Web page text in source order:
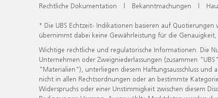
Rechtliche Dokumentation | Bekanntmachungen |
* Die UBS Echtzeit- Indikationen basieren auf
übernimmt dabei keine Gewährleistung für die
Wichtige rechtliche und regulatorische Informationen. Die
Unternehmen oder Zweigniederlassungen (zusammen
"Materialien"), unterliegen diesem Haftungsausschluss
nicht in allen Rechtsordnungen oder an bestimmte
Widerspruchs oder einer Unstimmigkeit zwischen diesem